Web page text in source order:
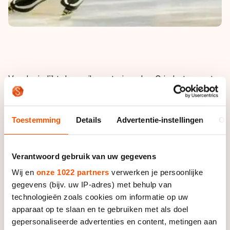
Toestemming Details Advertentie-instellingen
Verantwoord gebruik van uw gegevens
Wij en onze 1022 partners verwerken je persoonlijke
gegevens (bijv. uw IP-adres) met behulp van
technologieën zoals cookies om informatie op uw
apparaat op te slaan en te gebruiken met als doel
gepersonaliseerde advertenties en content, metingen aan
Voorlopig lijkt de pupil van trainer Jac Orie het waar te
gaan maken. Na twee wereldbekerzeges in China,
begin december, nam Groothuis maandag op
indrukwekkende wijze een voorschot op de
Op de 1000 meter was de 29-jarige schaatser in Thialf
een klasse apart. Groothuis noteerde 1.08.54. Nummer
twee Jan Bos was met 1.10.23 aanzienlijk langzamer.
Op de 500 meter eindigde Groothuis als tweede
achter zijn ploeggenoot Jan Smeekens: 35.04 om
35.26. In het algemeen klassement is de voorsprong